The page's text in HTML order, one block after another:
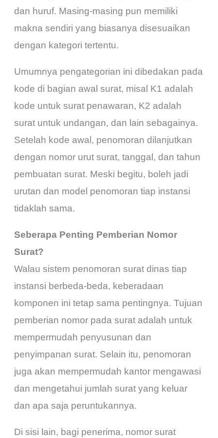
dan huruf. Masing-masing pun memiliki
makna sendiri yang biasanya disesuaikan
dengan kategori tertentu.
Umumnya pengategorian ini dibedakan pada
kode di bagian awal surat, misal K1 adalah
kode untuk surat penawaran, K2 adalah
surat untuk undangan, dan lain sebagainya.
Setelah kode awal, penomoran dilanjutkan
dengan nomor urut surat, tanggal, dan tahun
pembuatan surat. Meski begitu, boleh jadi
urutan dan model penomoran tiap instansi
tidaklah sama.
Seberapa Penting Pemberian Nomor
Surat?
Walau sistem penomoran surat dinas tiap
instansi berbeda-beda, keberadaan
komponen ini tetap sama pentingnya. Tujuan
pemberian nomor pada surat adalah untuk
mempermudah penyusunan dan
penyimpanan surat. Selain itu, penomoran
juga akan mempermudah kantor mengawasi
dan mengetahui jumlah surat yang keluar
dan apa saja peruntukannya.
Di sisi lain, bagi penerima, nomor surat